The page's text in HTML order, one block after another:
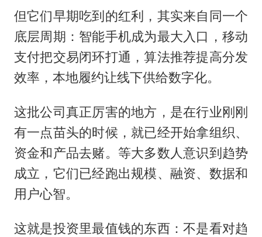
但它们早期吃到的红利，其实来自同一个
底层周期：智能手机成为最大入口，移动
支付把交易闭环打通，算法推荐提高分发
效率，本地履约让线下供给数字化。
这批公司真正厉害的地方，是在行业刚刚
有一点苗头的时候，就已经开始拿组织、
资金和产品去赌。等大多数人意识到趋势
成立，它们已经跑出规模、融资、数据和
用户心智。
这就是投资里最值钱的东西：不是看对趋